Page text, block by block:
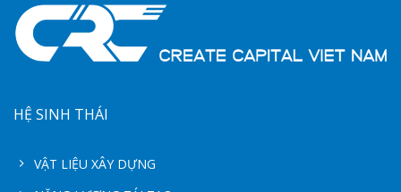
HỆ SINH THÁI
VẬT LIỆU XÂY DỰNG